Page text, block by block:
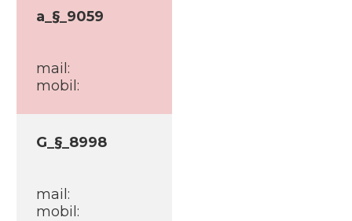
a_§_9059
mail:
mobil:
G_§_8998
mail:
mobil: